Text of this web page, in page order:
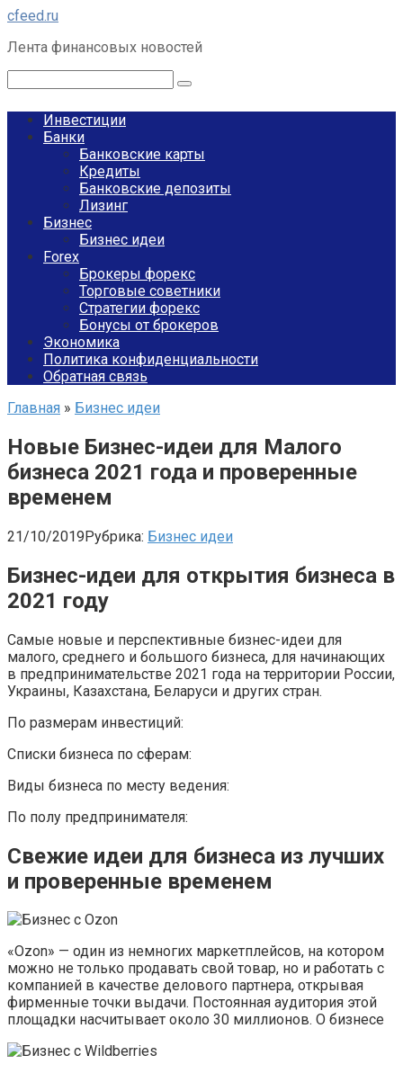
Перейти
контенту
cfeed.ru
Лента финансовых новостей
Инвестиции
Банки
Банковские карты
Кредиты
Банковские депозиты
Лизинг
Бизнес
Бизнес идеи
Forex
Брокеры форекс
Торговые советники
Стратегии форекс
Бонусы от брокеров
Экономика
Политика конфиденциальности
Обратная связь
Главная » Бизнес идеи
Новые Бизнес-идеи для Малого
бизнеса 2021 года и проверенные
временем
21/10/2019Рубрика: Бизнес идеи
Бизнес-идеи для открытия бизнеса в
2021 году
Самые новые и перспективные бизнес-идеи для
малого, среднего и большого бизнеса, для начинающих
в предпринимательстве 2021 года на территории России,
Украины, Казахстана, Беларуси и других стран.
По размерам инвестиций:
Списки бизнеса по сферам:
Виды бизнеса по месту ведения:
По полу предпринимателя:
Свежие идеи для бизнеса из лучших
и проверенные временем
«Ozon» — один из немногих маркетплейсов, на котором
можно не только продавать свой товар, но и работать с
компанией в качестве делового партнера, открывая
фирменные точки выдачи. Постоянная аудитория этой
площадки насчитывает около 30 миллионов. О бизнесе